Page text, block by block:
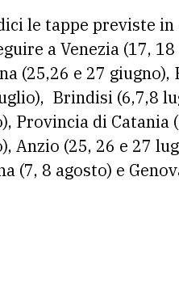
le tappe previste in
a Venezia (17,
(25,26 e 27
Brindisi (6,7,8
Provincia di Catania
Anzio (25, 26 e 27
(7, 8 agosto) e